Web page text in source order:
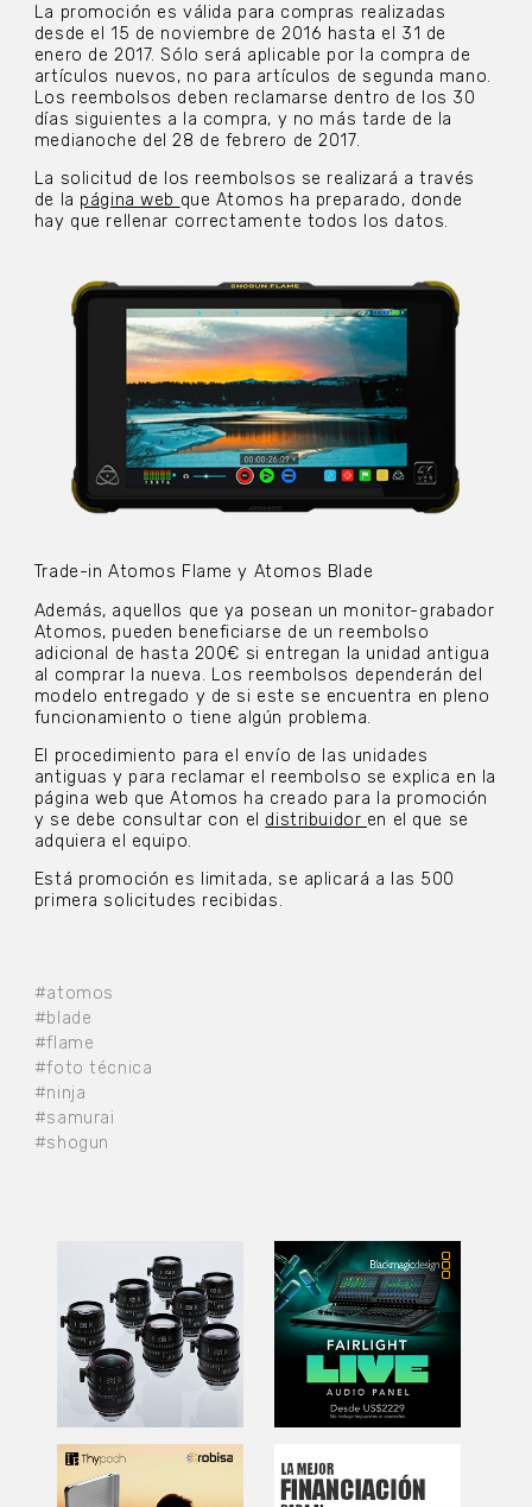
#atomos
#blade
#flame
#foto técnica
#ninja
#samurai
#shogun
La promoción es válida para compras realizadas
desde el 15 de noviembre de 2016 hasta el 31 de
enero de 2017. Sólo será aplicable por la compra de
artículos nuevos, no para artículos de segunda mano.
Los reembolsos deben reclamarse dentro de los 30
días siguientes a la compra, y no más tarde de la
medianoche del 28 de febrero de 2017.
La solicitud de los reembolsos se realizará a través
de la página web que Atomos ha preparado, donde
hay que rellenar correctamente todos los datos.
Trade-in Atomos Flame y Atomos Blade
Además, aquellos que ya posean un monitor-grabador
Atomos, pueden beneficiarse de un reembolso
adicional de hasta 200€ si entregan la unidad antigua
al comprar la nueva. Los reembolsos dependerán del
modelo entregado y de si este se encuentra en pleno
funcionamiento o tiene algún problema.
El procedimiento para el envío de las unidades
antiguas y para reclamar el reembolso se explica en la
página web que Atomos ha creado para la promoción
y se debe consultar con el distribuidor en el que se
adquiera el equipo.
Está promoción es limitada, se aplicará a las 500
primera solicitudes recibidas.